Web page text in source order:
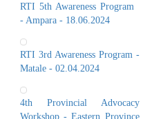
RTI 5th Awareness Program
- Ampara - 18.06.2024
RTI 3rd Awareness Program -
Matale - 02.04.2024
4th Provincial Advocacy
Workshop - Eastern Province